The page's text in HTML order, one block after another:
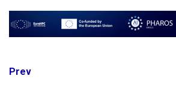
Post
Prev